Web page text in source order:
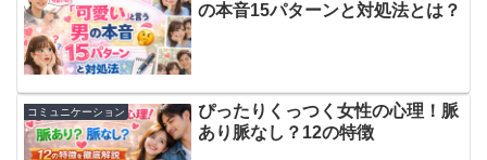
の本音15パターンと対処法とは？
コミュニケーション
ぴったりくっつく女性の心理！脈
あり脈なし？12の特徴